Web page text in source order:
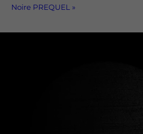
Noire PREQUEL »